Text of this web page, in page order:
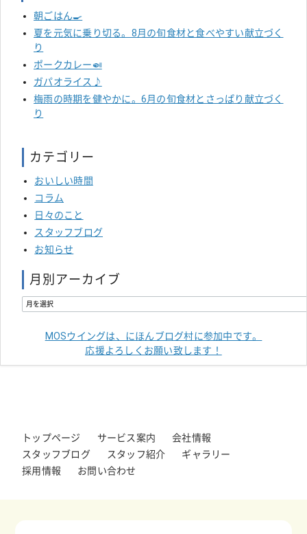
朝ごはん🍳
夏を元気に乗り切る。8月の旬食材と食べやすい献立づく
り
ポークカレー🍛
ガパオライス♪
梅雨の時期を健やかに。6月の旬食材とさっぱり献立づく
り
カテゴリー
おいしい時間
コラム
日々のこと
スタッフブログ
お知らせ
月別アーカイブ
MOSウイングは、にほんブログ村に参加中です。
応援よろしくお願い致します！
トップページ サービス案内
会社情報
スタッフブログ
スタッフ紹介
ギャラリー
採用情報
お問い合わせ